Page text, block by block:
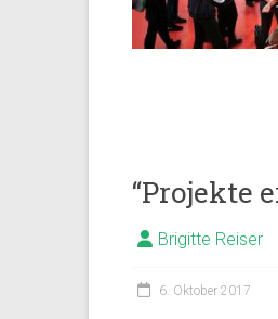
“Projekte
Brigitte Reiser
6. Oktober 2017